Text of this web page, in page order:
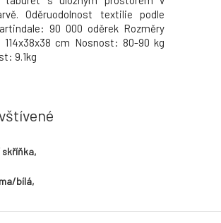
Oděruodolnost textilie podle
90 000 oděrek Rozměry
114x38x38 cm Nosnost: 80-90 kg
9.1kg
skříňka,
bílá,
W -